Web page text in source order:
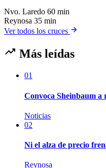
Nvo. Laredo 60 min
Reynosa 35 min
Ver todos los cruces
Más leídas
01
Convoca Sheinbaum a
Noticias
02
Ni el alza de precio
Reynosa